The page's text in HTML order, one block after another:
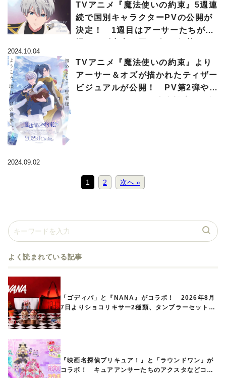
TVアニメ『魔法使いの約束』5週連
続で国別キャラクターPVの公開が
決定！ 1週目はアーサーたちが登
2024.10.04
TVアニメ『魔法使いの約束』より
アーサー＆オズが描かれたティザー
ビジュアルが公開！ PV第2弾やメ
2024.09.02
1 2 次へ »
よく読まれている記事
「ゴディバ」と『NANA』がコラボ！ 2026年8月
7日よりショコリキサー2種類、タンブラーセットな
『映画名探偵プリキュア！』と「ラウンドワン」が
コラボ！ キュアアンサーたちのアクスタなどコラ